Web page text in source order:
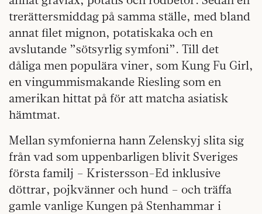
trerättersmiddag på samma ställe, med bland
annat filet mignon, potatiskaka och en
avslutande ”sötsyrlig symfoni”. Till det
dåliga men populära viner, som Kung Fu Girl,
en vingummismakande Riesling som en
amerikan hittat på för att matcha asiatisk
hämtmat.
Mellan symfonierna hann Zelenskyj slita sig
från vad som uppenbarligen blivit Sveriges
första familj – Kristersson-Ed inklusive
döttrar, pojkvänner och hund – och träffa
gamle vanlige Kungen på Stenhammar i